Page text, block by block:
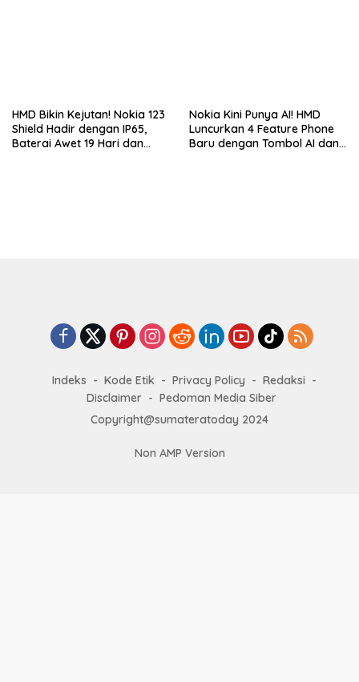
HMD Bikin Kejutan! Nokia 123
Shield Hadir dengan IP65,
Baterai Awet 19 Hari dan
Nokia Kini Punya AI! HMD
Luncurkan 4 Feature Phone
Baru dengan Tombol AI dan
Indeks Kode Etik Privacy Policy
Redaksi
Disclaimer
Pedoman Media Siber
Copyright@sumateratoday 2024
Non AMP Version